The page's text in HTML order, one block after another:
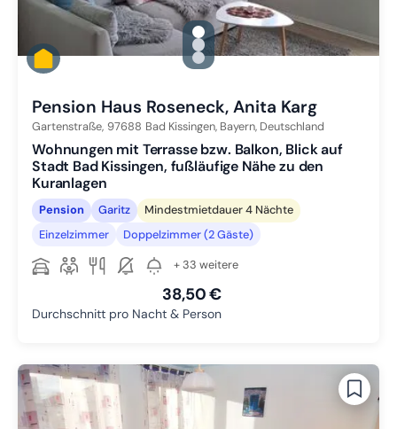
gallery.slide_selector
Zu Slide 1 wechseln
Zu Slide 2 wechseln
Zu Slide 3 wechseln
Pension Haus Roseneck, Anita Karg
Gartenstraße, 97688 Bad Kissingen, Bayern, Deutschland
Wohnungen mit Terrasse bzw. Balkon, Blick auf
Stadt Bad Kissingen, fußläufige Nähe zu den
Kuranlagen
Pension Garitz
Mindestmietdauer 4 Nächte
Einzelzimmer
Doppelzimmer (2 Gäste)
+ 33 weitere
38,50 €
Durchschnitt pro Nacht & Person